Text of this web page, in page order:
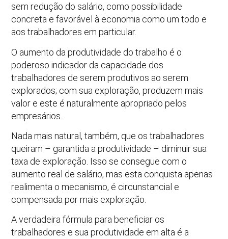
sem redução do salário, como possibilidade
concreta e favorável à economia como um todo e
aos trabalhadores em particular.
O aumento da produtividade do trabalho é o
poderoso indicador da capacidade dos
trabalhadores de serem produtivos ao serem
explorados; com sua exploração, produzem mais
valor e este é naturalmente apropriado pelos
empresários.
Nada mais natural, também, que os trabalhadores
queiram – garantida a produtividade – diminuir sua
taxa de exploração. Isso se consegue com o
aumento real de salário, mas esta conquista apenas
realimenta o mecanismo, é circunstancial e
compensada por mais exploração.
A verdadeira fórmula para beneficiar os
trabalhadores e sua produtividade em alta é a